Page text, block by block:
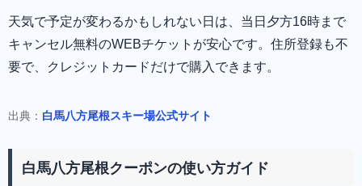
天気で予定が変わるかもしれない日は、当日夕方16時まで
キャンセル無料のWEBチケットが安心です。住所登録も不
要で、クレジットカードだけで購入できます。
出典： 白馬八方尾根スキー場公式サイト
白馬八方尾根クーポンの使い方ガイド